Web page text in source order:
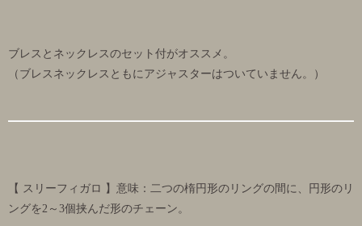
ブレスとネックレスのセット付がオススメ。
（ブレスネックレスともにアジャスターはついていません。）
【 スリーフィガロ 】意味：二つの楕円形のリングの間に、円形のリ
ングを2～3個挟んだ形のチェーン。